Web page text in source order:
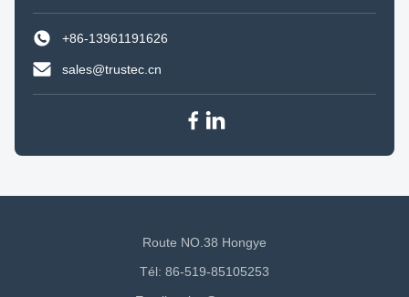
+86-13961191626
sales@trustec.cn
Route NO.38 Hongye
Tél: 86-519-85105253